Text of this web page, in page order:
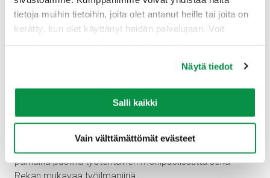
tietoja muihin tietoihin, joita olet antanut heille tai joita on
kerätty, kun olet käyttänyt heidän palvelujaan. Voit
Näytä tiedot
Salli kaikki
Vain välttämättömät evästeet
Patric Pykäläaho ja Atte Haapala ovat kesätöissä
Riihimäen tehtaalla
jokainen tehtaalta toimitettava kaapelikela testataan.
Atte puolestaan työskentelee apuhenkilönä logistiikassa,
jossa työtehtäviin kuuluu mm. lähtevien kelojen ja tulevien
raaka-aineiden merkintää. Uutta osaamista heille on
tähän saakka karttunut trukinajotaidon sekä kaapelien
parhaina puolina työtehtävien monipuolisuutta sekä